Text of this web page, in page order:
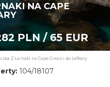
NA CAPE
PLN / 65 EUR
Z Larnaki na Cape Greco i do Lefkary
104/18107